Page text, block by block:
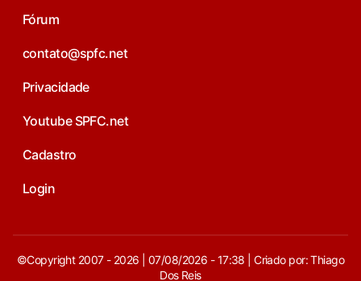
Fórum
contato@spfc.net
Privacidade
Youtube SPFC.net
Cadastro
Login
©Copyright 2007 - 2026 | 07/08/2026 - 17:38 | Criado por: Thiago
Dos Reis